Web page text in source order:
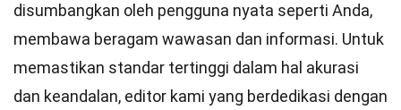
disumbangkan oleh pengguna nyata seperti Anda,
membawa beragam wawasan dan informasi. Untuk
memastikan standar tertinggi dalam hal akurasi
dan keandalan, editor kami yang berdedikasi dengan